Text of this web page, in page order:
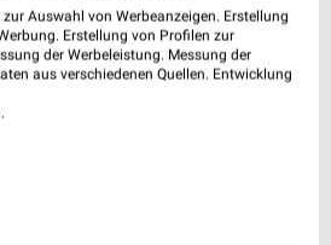
Auswahl von Werbeanzeigen. Erstellung
Erstellung von Profilen zur
der Werbeleistung. Messung der
aus verschiedenen Quellen. Entwicklung